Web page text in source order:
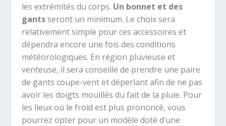
les extrémités du corps. Un bonnet et des
gantsseront un minimum. Le choix sera
relativement simple pour ces accessoires et
dépendra encore une fois des conditions
météorologiques. En région pluvieuse et
venteuse, il sera conseillé de prendre une paire
de gants coupe-vent et déperlant afin de ne pas
avoir les doigts mouillés du fait de la pluie. Pour
les lieux où le froid est plus prononcé, vous
pourrez opter pour un modèle doté d’une